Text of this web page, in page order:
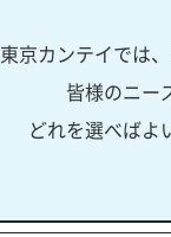
東京カンテイでは
皆様のニー
どれを選べばよ